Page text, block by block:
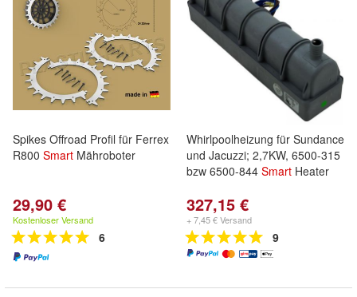
Spikes Offroad Profil für Ferrex
R800 Smart Mähroboter
29,90 €
Kostenloser Versand
6
Whirlpoolheizung für Sundance
und Jacuzzi; 2,7KW, 6500-315
bzw 6500-844 Smart Heater
327,15 €
+ 7,45 € Versand
9